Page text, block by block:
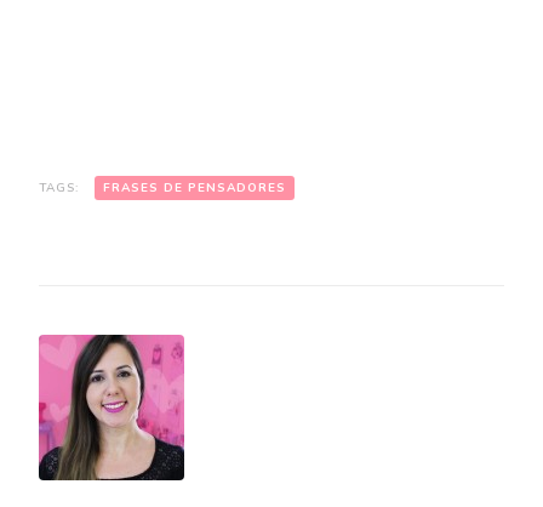
TAGS: FRASES DE PENSADORES